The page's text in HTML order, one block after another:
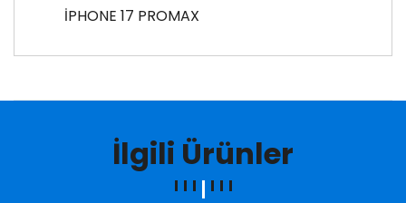
İPHONE 17 PROMAX
İlgili Ürünler